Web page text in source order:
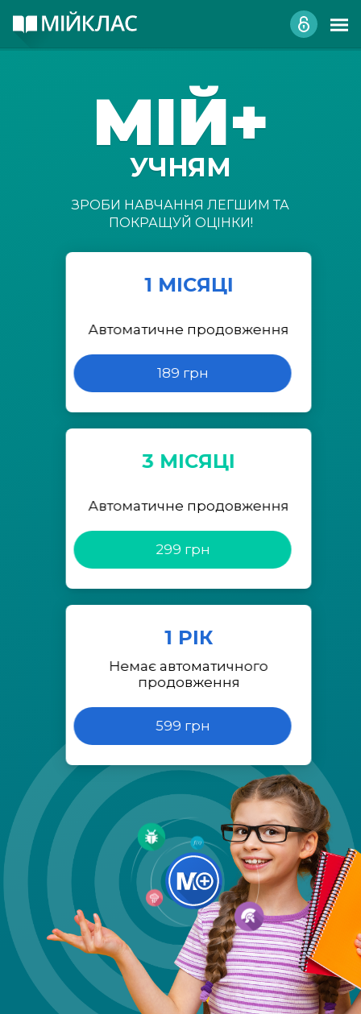
МІЙ+
УЧНЯМ
ЗРОБИ НАВЧАННЯ ЛЕГШИМ ТА
ПОКРАЩУЙ ОЦІНКИ!
1 МІСЯЦІ
Автоматичне продовження
189 грн
3 МІСЯЦІ
Автоматичне продовження
299 грн
1 РІК
Немає автоматичного
продовження
599 грн